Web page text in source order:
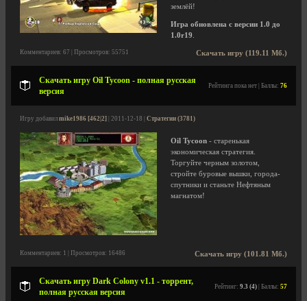
землёй!
Игра обновлена с версии 1.0 до
1.0r19
Скачать игру (119.11 Мб.)
Комментариев: 67 | Просмотров: 55751
Скачать игру Oil Tycoon - полная русская
версия
Рейтинга пока нет | Баллы: 76
Игру добавил mike1986 [462|2] | 2011-12-18 | Стратегии (3781)
Oil Tycoon - старенькая
экономическая стратегия.
Торгуйте черным золотом,
стройте буровые вышки, города-
спутники и станьте Нефтяным
магнатом!
Скачать игру (101.81 Мб.)
Комментариев: 1 | Просмотров: 16486
Скачать игру Dark Colony v1.1 - торрент,
полная русская версия
Рейтинг: 9.3 (4) | Баллы: 57